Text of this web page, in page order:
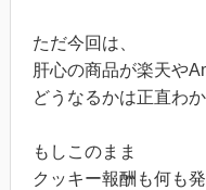
ただ今回は、
肝心の商品が楽天や
どうなるかは正直わか
もしこのまま
クッキー報酬も何も